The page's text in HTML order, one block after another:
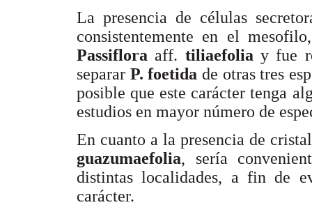
La presencia de células
consistentemente en el
Passiflora aff. tiliaefolia y fue
separar P. foetidade otras tres
posible que este carácter tenga
estudios en mayor número de
En cuanto a la presencia de
guazumaefolia, sería
distintas localidades, a fin de
carácter.